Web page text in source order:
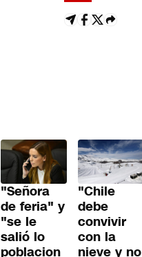
"Señora
de feria" y
"se le
salió lo
poblacion
"Chile
debe
convivir
con la
nieve y no